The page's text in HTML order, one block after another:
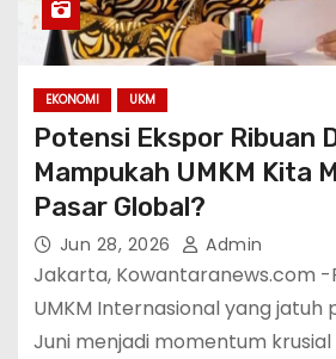
EKONOMI UKM
Potensi Ekspor Ribuan
Mampukah UMKM Kita
Pasar Global?
Jun 28, 2026 Admin
Jakarta, Kowantaranews.com -
UMKM Internasional yang jatuh
Juni menjadi momentum